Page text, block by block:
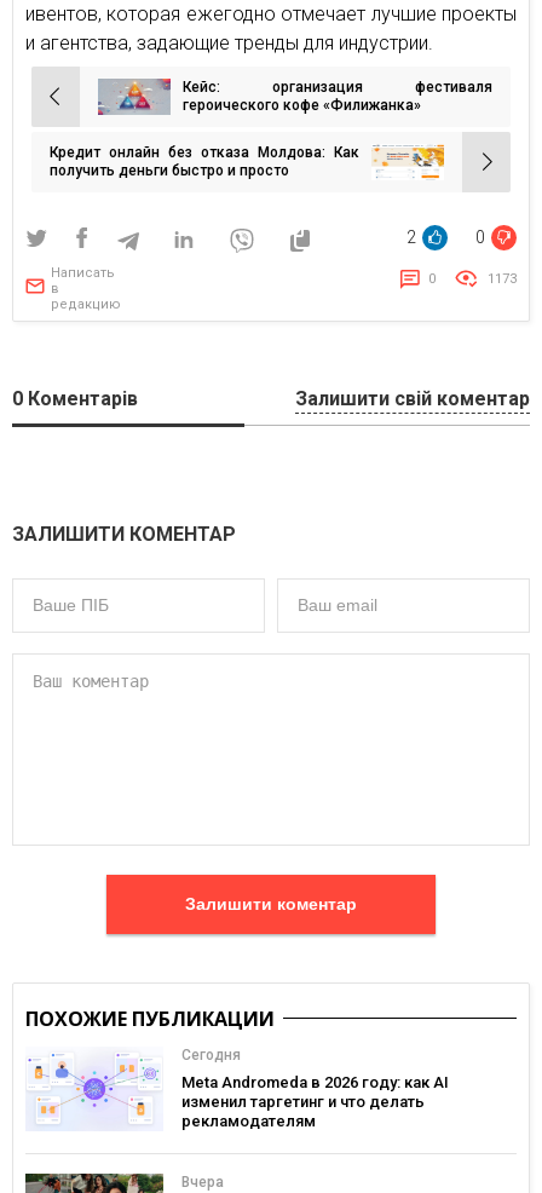
ивентов, которая ежегодно отмечает лучшие проекты
и агентства, задающие тренды для индустрии.
Навигация
по
записям
Кейс: организация фестиваля
героического кофе «Филижанка»
Кредит онлайн без отказа Молдова: Как
получить деньги быстро и просто
2 0
Написать
в
редакцию
0 1173
0 Коментарів Залишити свій коментар
ЗАЛИШИТИ КОМЕНТАР
Залишити коментар
ПОХОЖИЕ ПУБЛИКАЦИИ
Сегодня
Meta Andromeda в 2026 году: как AI
изменил таргетинг и что делать
рекламодателям
Вчера